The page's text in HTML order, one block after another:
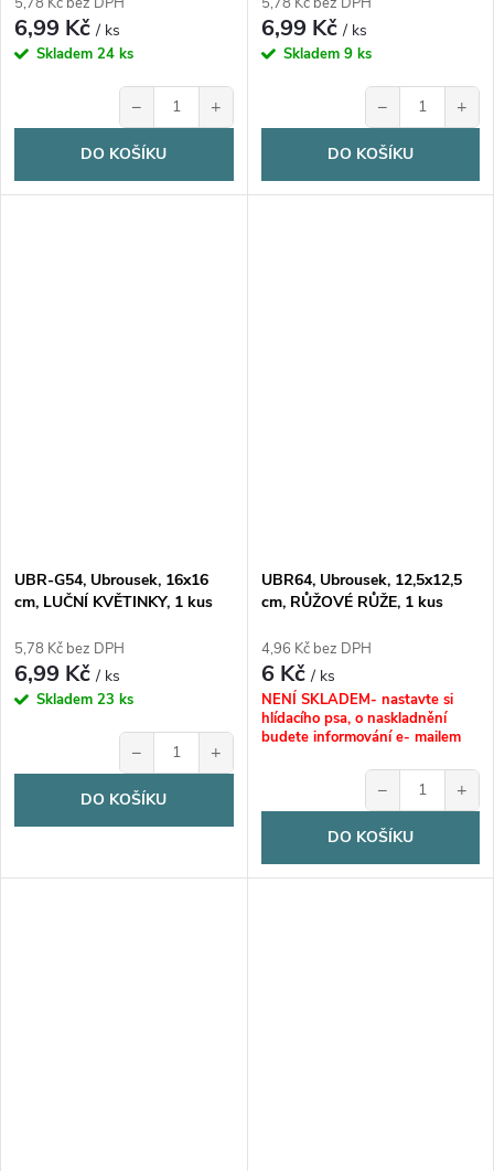
6,99 Kč/ ks
Skladem 24 ks
− +
DO KOŠÍKU
6,99 Kč/ ks
Skladem 9 ks
− +
DO KOŠÍKU
UBR-G54, Ubrousek, 16x16
cm, LUČNÍ KVĚTINKY, 1 kus
5,78 Kč bez DPH
6,99 Kč/ ks
Skladem 23 ks
− +
DO KOŠÍKU
UBR64, Ubrousek, 12,5x12,5
cm, RŮŽOVÉ RŮŽE, 1 kus
4,96 Kč bez DPH
6 Kč/ ks
NENÍ SKLADEM- nastavte si
hlídacího psa, o naskladnění
budete informování e- mailem
− +
DO KOŠÍKU